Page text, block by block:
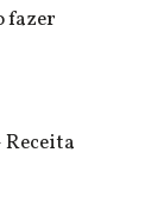
fazer